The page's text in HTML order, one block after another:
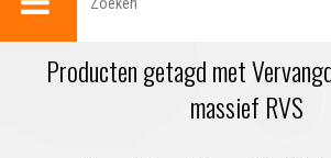
Producten getagd met
massief RVS